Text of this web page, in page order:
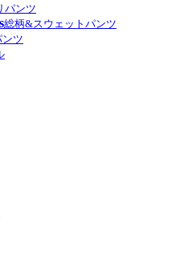
パンツ
総柄&スウェットパンツ
ツ